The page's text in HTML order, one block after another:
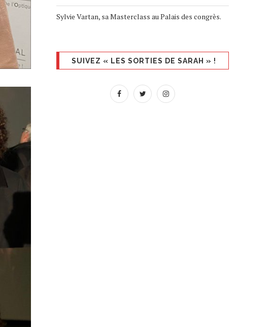
Sylvie Vartan, sa Masterclass au Palais des congrès.
SUIVEZ « LES SORTIES DE SARAH » !